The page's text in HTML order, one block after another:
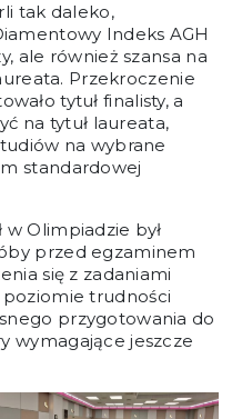
tak daleko,
Indeks AGH
ale również szansa na
Przekroczenie
tytuł finalisty, a
na tytuł laureata,
na wybrane
standardowej
Olimpiadzie był
przed egzaminem
się z zadaniami
trudności
przygotowania do
wymagające jeszcze